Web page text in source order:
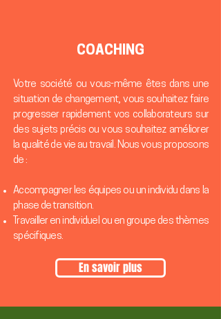
COACHING
Votre société ou vous-même êtes dans une
situation de changement, vous souhaitez faire
progresser rapidement vos collaborateurs sur
des sujets précis ou vous souhaitez améliorer
la qualité de vie au travail. Nous vous proposons
de :
Accompagner les équipes ou un individu dans la
phase de transition.
Travailler en individuel ou en groupe des thèmes
spécifiques.
En savoir plus